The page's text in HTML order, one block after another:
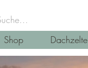
Shop Dachzelte